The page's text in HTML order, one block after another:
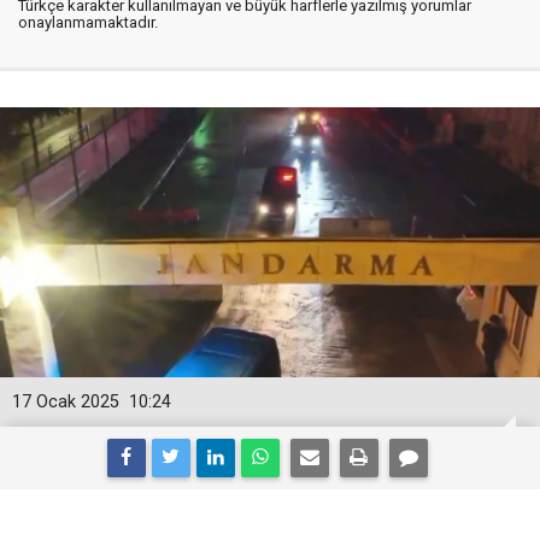
Türkçe karakter kullanılmayan ve büyük harflerle yazılmış yorumlar
onaylanmamaktadır.
10:24
17 Ocak 2025